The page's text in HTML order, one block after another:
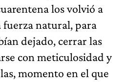
los volvió a
natural, para
dejado, cerrar las
con meticulosidad y
momento en el que